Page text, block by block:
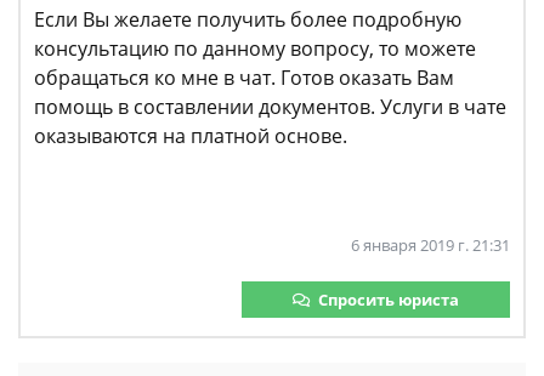
Если Вы желаете получить более подробную
консультацию по данному вопросу, то можете
обращаться ко мне в чат. Готов оказать Вам
помощь в составлении документов. Услуги в чате
оказываются на платной основе.
6 января 2019 г. 21:31
Спросить юриста